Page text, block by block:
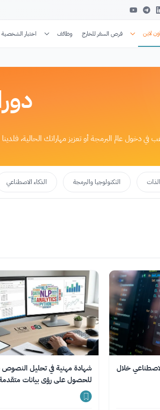
لاين فرص السفر للخارج وظائف اختبار الشخصية
في دخول عالم البرمجة أو تعزيز مهاراتك الحالية،
التكنولوجيا والبرمجة الذكاء الاصطناعي
خلال
شهادة مهنية في تحليل النصوص
للحصول على رؤى بيانات